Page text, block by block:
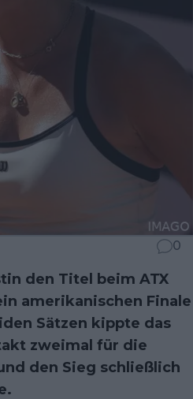
0
den Titel beim ATX
amerikanischen Finale
Sätzen kippte das
zweimal für die
den Sieg schließlich